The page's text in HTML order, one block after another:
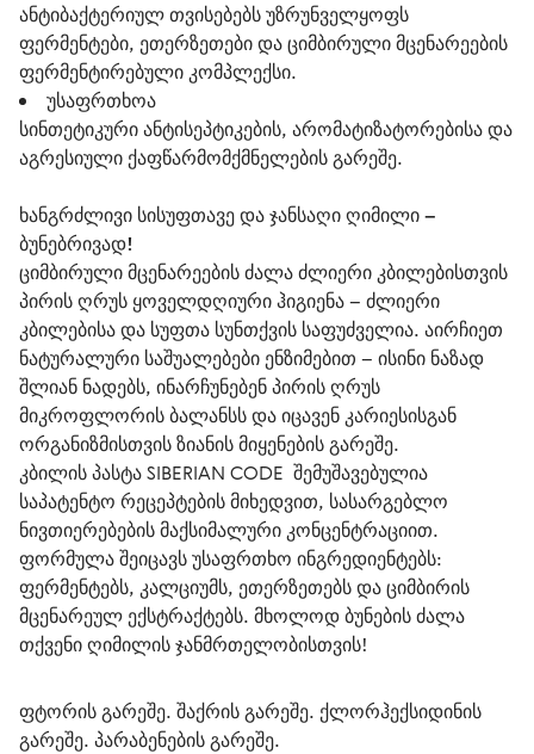
ანტიბაქტერიულ თვისებებს უზრუნველყოფს
ფერმენტები, ეთერზეთები და ციმბირული მცენარეების
ფერმენტირებული კომპლექსი.
უსაფრთხოა
სინთეტიკური ანტისეპტიკების, არომატიზატორებისა და
აგრესიული ქაფწარმომქმნელების გარეშე.
ხანგრძლივი სისუფთავე და ჯანსაღი ღიმილი –
ბუნებრივად!
ციმბირული მცენარეების ძალა ძლიერი კბილებისთვის
პირის ღრუს ყოველდღიური ჰიგიენა – ძლიერი
კბილებისა და სუფთა სუნთქვის საფუძველია. აირჩიეთ
ნატურალური საშუალებები ენზიმებით – ისინი ნაზად
შლიან ნადებს, ინარჩუნებენ პირის ღრუს
მიკროფლორის ბალანსს და იცავენ კარიესისგან
ორგანიზმისთვის ზიანის მიყენების გარეშე.
კბილის პასტა SIBERIAN CODE  შემუშავებულია
საპატენტო რეცეპტების მიხედვით, სასარგებლო
ნივთიერებების მაქსიმალური კონცენტრაციით.
ფორმულა შეიცავს უსაფრთხო ინგრედიენტებს:
ფერმენტებს, კალციუმს, ეთერზეთებს და ციმბირის
მცენარეულ ექსტრაქტებს. მხოლოდ ბუნების ძალა
თქვენი ღიმილის ჯანმრთელობისთვის!
ფტორის გარეშე. შაქრის გარეშე. ქლორჰექსიდინის
გარეშე. პარაბენების გარეშე.